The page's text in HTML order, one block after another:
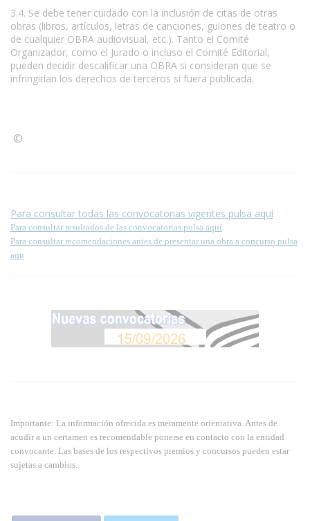
3.4. Se debe tener cuidado con la inclusión de citas de otras
obras (libros, artículos, letras de canciones, guiones de teatro o
de cualquier OBRA audiovisual, etc.). Tanto el Comité
Organizador, como el Jurado o incluso el Comité Editorial,
pueden decidir descalificar una OBRA si consideran que se
infringirían los derechos de terceros si fuera publicada.
©
Para consultar todas las convocatorias vigentes pulsa aquí
Para consultar resultados de las convocatorias pulsa aquí
Para consultar recomendaciones antes de presentar una obra a concurso pulsa
aqu
Importante: La información ofrecida es meramente orientativa. Antes de
acudir a un certamen es recomendable ponerse en contacto con la entidad
convocante. Las bases de los respectivos premios y concursos pueden estar
sujetas a cambios.